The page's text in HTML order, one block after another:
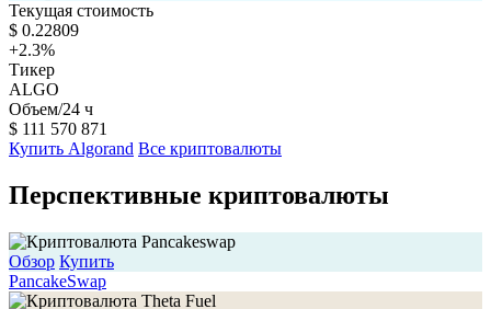
Текущая стоимость
$ 0.22809
+2.3%
Тикер
ALGO
Объем/24 ч
$ 111 570 871
Купить Algorand Все криптовалюты
Перспективные криптовалюты
Обзор Купить
PancakeSwap